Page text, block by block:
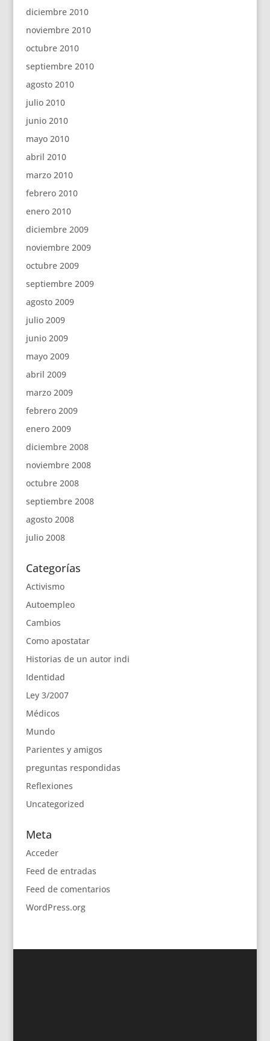
diciembre 2010
noviembre 2010
octubre 2010
septiembre 2010
agosto 2010
julio 2010
junio 2010
mayo 2010
abril 2010
marzo 2010
febrero 2010
enero 2010
diciembre 2009
noviembre 2009
octubre 2009
septiembre 2009
agosto 2009
julio 2009
junio 2009
mayo 2009
abril 2009
marzo 2009
febrero 2009
enero 2009
diciembre 2008
noviembre 2008
octubre 2008
septiembre 2008
agosto 2008
julio 2008
Categorías
Activismo
Autoempleo
Cambios
Como apostatar
Historias de un autor indi
Identidad
Ley 3/2007
Médicos
Mundo
Parientes y amigos
preguntas respondidas
Reflexiones
Uncategorized
Meta
Acceder
Feed de entradas
Feed de comentarios
WordPress.org